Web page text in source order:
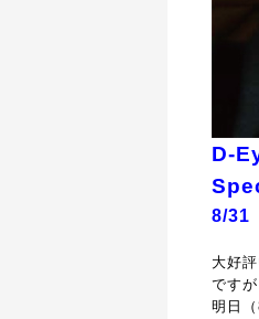
D-
8/31
大好
ですが
明日